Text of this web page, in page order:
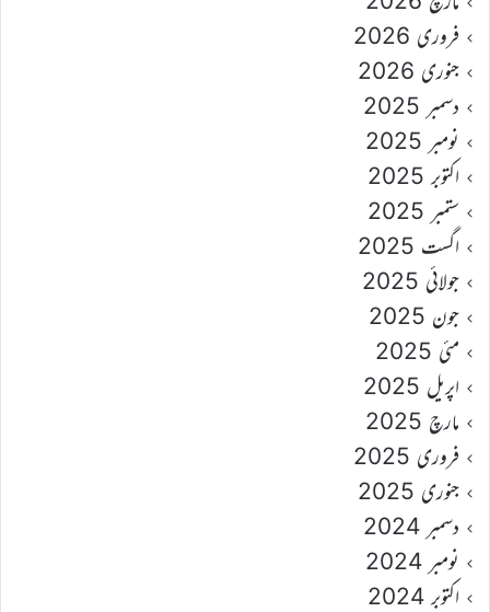
فروری 2026
جنوری 2026
دسمبر 2025
نومبر 2025
اکتوبر 2025
ستمبر 2025
اگست 2025
جولائی 2025
جون 2025
مئی 2025
اپریل 2025
مارچ 2025
فروری 2025
جنوری 2025
دسمبر 2024
نومبر 2024
اکتوبر 2024